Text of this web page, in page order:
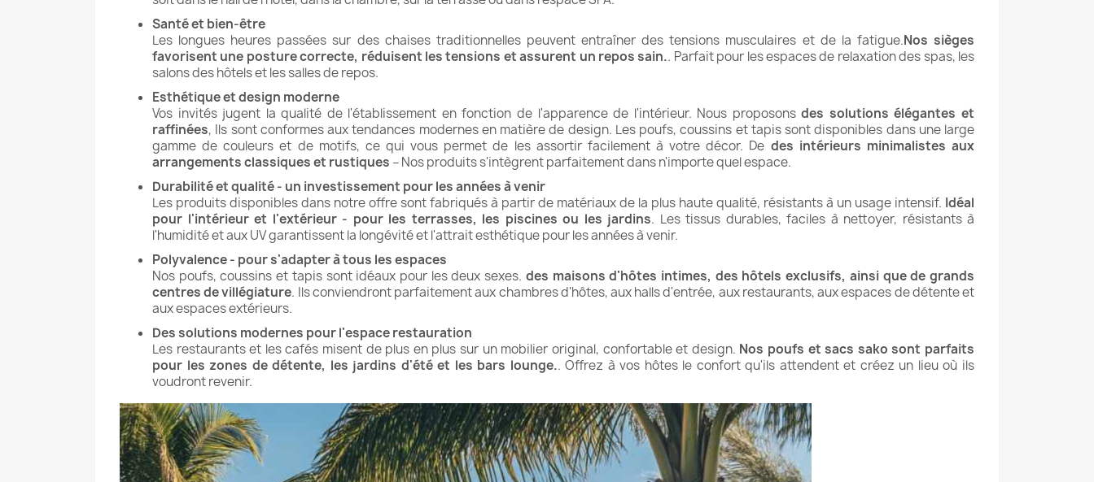
Santé et bien-être
Les longues heures passées sur des chaises traditionnelles peuvent entraîner des tensions musculaires et de la fatigue.Nos sièges
favorisent une posture correcte, réduisent les tensions et assurent un repos sain.. Parfait pour les espaces de relaxation des spas, les
salons des hôtels et les salles de repos.
Esthétique et design moderne
Vos invités jugent la qualité de l'établissement en fonction de l'apparence de l'intérieur. Nous proposonsdes solutions élégantes et
raffinées, Ils sont conformes aux tendances modernes en matière de design. Les poufs, coussins et tapis sont disponibles dans une large
gamme de couleurs et de motifs, ce qui vous permet de les assortir facilement à votre décor. De des intérieurs minimalistes aux
arrangements classiques et rustiques – Nos produits s'intègrent parfaitement dans n'importe quel espace.
Durabilité et qualité - un investissement pour les années à venir
Les produits disponibles dans notre offre sont fabriqués à partir de matériaux de la plus haute qualité, résistants à un usage intensif. Idéal
pour l'intérieur et l'extérieur - pour les terrasses, les piscines ou les jardins. Les tissus durables, faciles à nettoyer, résistants à
l'humidité et aux UV garantissent la longévité et l'attrait esthétique pour les années à venir.
Polyvalence - pour s'adapter à tous les espaces
Nos poufs, coussins et tapis sont idéaux pour les deux sexes. des maisons d'hôtes intimes, des hôtels exclusifs, ainsi que de grands
centres de villégiature. Ils conviendront parfaitement aux chambres d'hôtes, aux halls d'entrée, aux restaurants, aux espaces de détente et
aux espaces extérieurs.
Des solutions modernes pour l'espace restauration
Les restaurants et les cafés misent de plus en plus sur un mobilier original, confortable et design. Nos poufs et sacs sako sont parfaits
pour les zones de détente, les jardins d'été et les bars lounge.. Offrez à vos hôtes le confort qu'ils attendent et créez un lieu où ils
voudront revenir.